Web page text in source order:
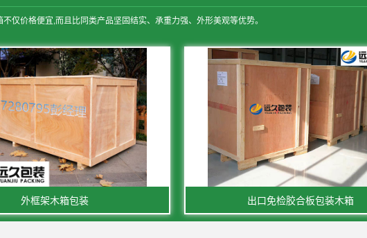
仅价格便宜,而且比同类产品坚固结实、承重力强、外形美观等优势。
外框架木箱包装 出口免检胶合板包装木箱